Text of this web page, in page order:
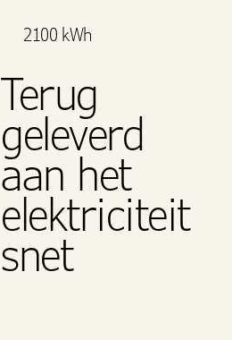
2100 kWh
Terug
geleverd
aan het
elektriciteit
snet